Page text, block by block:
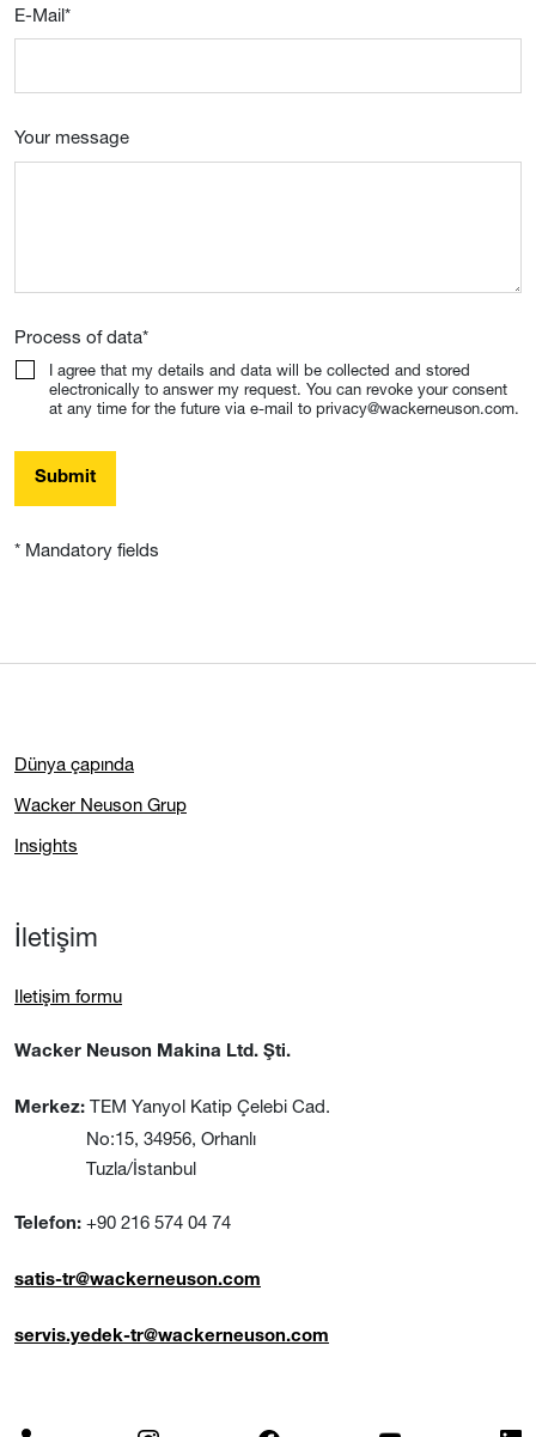
E-Mail*
Your message
Process of data*
I agree that my details and data will be collected and stored
electronically to answer my request. You can revoke your consent
at any time for the future via e-mail to privacy@wackerneuson.com.
Submit
* Mandatory fields
Dünya çapında
Wacker Neuson Grup
Insights
İletişim
Iletişim formu
Wacker Neuson Makina Ltd. Şti.
Merkez: TEM Yanyol Katip Çelebi Cad.
No:15, 34956, Orhanlı
Tuzla/İstanbul
Telefon: +90 216 574 04 74
satis-tr@wackerneuson.com
servis.yedek-tr@wackerneuson.com